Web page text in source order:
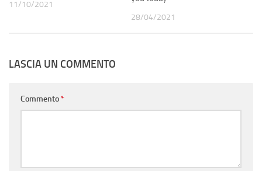
11/10/2021
28/04/2021
LASCIA UN COMMENTO
Commento*